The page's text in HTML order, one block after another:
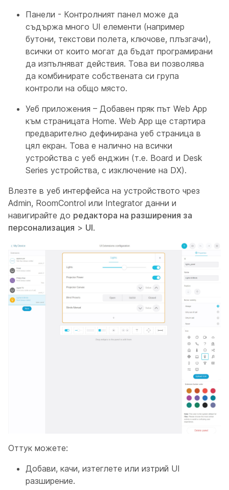
Панели - Контролният панел може да
съдържа много UI елементи (например
бутони, текстови полета, ключове, плъзгачи),
всички от които могат да бъдат програмирани
да изпълняват действия. Това ви позволява
да комбинирате собствената си група
контроли на общо място.
Уеб приложения – Добавен пряк път Web App
към страницата Home. Web App ще стартира
предварително дефинирана уеб страница в
цял екран. Това е налично на всички
устройства с уеб енджин (т.е. Board и Desk
Series устройства, с изключение на DX).
Влезте в уеб интерфейса на устройството чрез
Admin, RoomControl или Integrator данни и
навигирайте до редактора на разширения за
персонализация > UI.
Оттук можете:
Добави, качи, изтеглете или изтрий UI
разширение.